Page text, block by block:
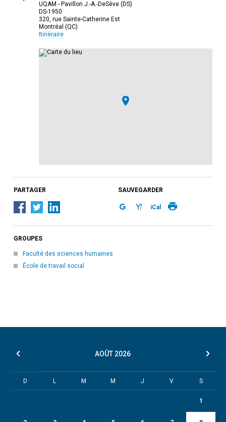
UQAM - Pavillon J.-A.-DeSève (DS)
DS-1950
320, rue Sainte-Catherine Est
Montréal (QC)
Itinéraire
PARTAGER SAUVEGARDER
iCal
GROUPES
Faculté des sciences humaines
École de travail social
AOÛT 2026
D L M M J V S
1